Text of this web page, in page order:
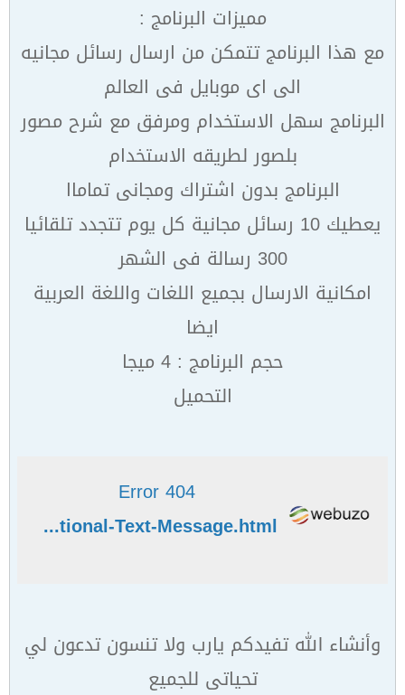
مميزات البرنامج :
مع هذا البرنامج تتمكن من ارسال رسائل مجانيه
الى اى موبايل فى العالم
البرنامج سهل الاستخدام ومرفق مع شرح مصور
بلصور لطريقه الاستخدام
البرنامج بدون اشتراك ومجانى تماماا
يعطيك 10 رسائل مجانية كل يوم تتجدد تلقائيا
300 رسالة فى الشهر
امكانية الارسال بجميع اللغات واللغة العربية
ايضا
حجم البرنامج : 4 ميجا
التحميل
404 Error
http://www.in-dailymotion.com/daily-sms-phones-mobiles/How-to-Send-an-International-Text-Message.html
وأنشاء الله تفيدكم يارب ولا تنسون تدعون لي
تحياتى للجميع